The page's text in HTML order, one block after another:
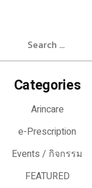
Categories
Arincare
e-Prescription
Events / กิจกรรม
FEATURED